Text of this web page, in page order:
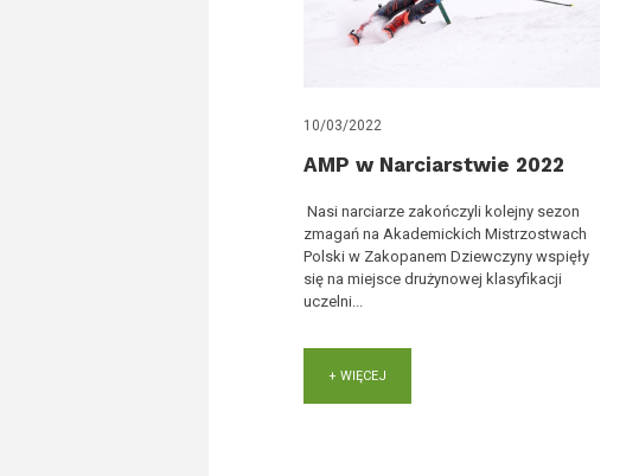
10/03/2022
AMP w Narciarstwie 2022
Nasi narciarze zakończyli kolejny sezon
zmagań na Akademickich Mistrzostwach
Polski w Zakopanem Dziewczyny wspięły
się na miejsce drużynowej klasyfikacji
uczelni...
+ WIĘCEJ